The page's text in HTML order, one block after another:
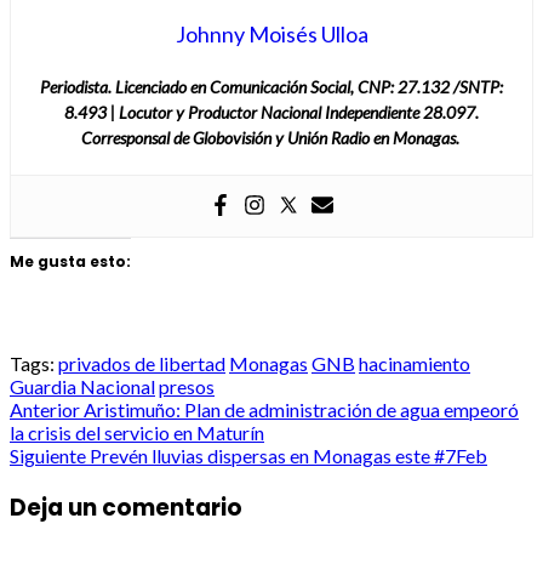
Johnny Moisés Ulloa
Periodista. Licenciado en Comunicación Social, CNP: 27.132 /SNTP:
8.493 | Locutor y Productor Nacional Independiente 28.097.
Corresponsal de Globovisión y Unión Radio en Monagas.
Me gusta esto:
Tags: privados de libertad Monagas GNB hacinamiento
Guardia Nacionalpresos
Post
navigation
AnteriorAristimuño: Plan de administración de agua empeoró
la crisis del servicio en Maturín
Siguiente Prevén lluvias dispersas en Monagas este #7Feb
Deja un comentario